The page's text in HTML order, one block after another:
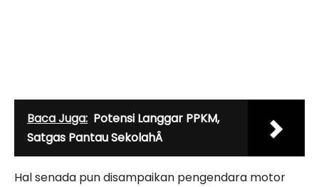
Baca Juga: Potensi Langgar PPKM,
Satgas Pantau SekolahÂ
Hal senada pun disampaikan pengendara motor